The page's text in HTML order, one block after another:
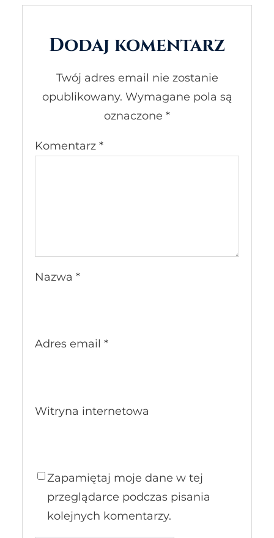
Dodaj komentarz
Twój adres email nie zostanie
opublikowany. Wymagane pola są
oznaczone *
Komentarz *
Nazwa *
Adres email *
Witryna internetowa
Zapamiętaj moje dane w tej
przeglądarce podczas pisania
kolejnych komentarzy.